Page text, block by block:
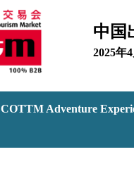
中国
2025年
COTTM Adventure